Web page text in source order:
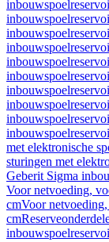
met elektronische
sturingen met
Geberit Sigma
Voor netvoeding,
cmVoor
cm